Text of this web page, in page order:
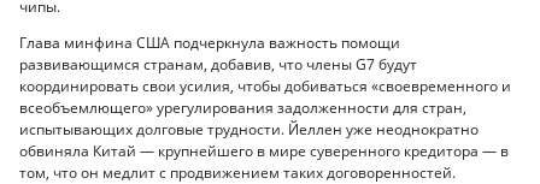
чипы.
Глава минфина США подчеркнула важность помощи
развивающимся странам, добавив, что члены G7 будут
координировать свои усилия, чтобы добиваться «своевременного и
всеобъемлющего» урегулирования задолженности для стран,
испытывающих долговые трудности. Йеллен уже неоднократно
обвиняла Китай — крупнейшего в мире суверенного кредитора — в
том, что он медлит с продвижением таких договоренностей.